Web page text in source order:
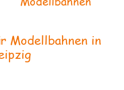
Modellbahnen in